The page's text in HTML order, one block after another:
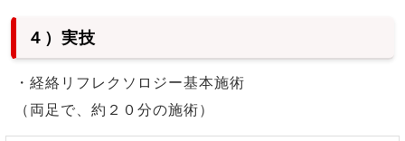
４）実技
・経絡リフレクソロジー基本施術
（両足で、約２０分の施術）